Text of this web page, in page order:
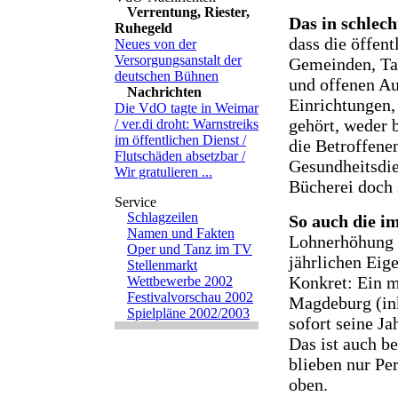
Verrentung, Riester,
Ruhegeld
Neues von der
Versorgungsanstalt der
deutschen Bühnen
Nachrichten
Die VdO tagte in Weimar
/ ver.di droht: Warnstreiks
im öffentlichen Dienst /
Flutschäden absetzbar /
Wir gratulieren ...
Schlagzeilen
Namen und Fakten
Oper und Tanz im TV
Stellenmarkt
Wettbewerbe 2002
Festivalvorschau 2002
Spielpläne 2002/2003
Das in
dass die
Gemeinden,
und offenen
gehört, weder
die
Bücherei
So auch die
Lohnerhöhung
jährlichen
Konkret: Ein
Magdeburg
sofort seine
Das ist auch
blieben nur
oben.